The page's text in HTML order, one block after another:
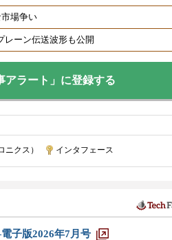
場争い
レーン伝送波形も公開
アラート」に登録する
クス） インタフェース
子版2026年7月号